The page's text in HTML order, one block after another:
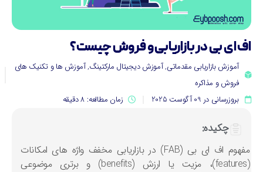
ای بی در بازاریابی و فروش چیست؟
آموزش بازاریابی مقدماتی,آموزش دیجیتال مارکتینگ,آموزش ها و تکنیک های
فروش و مذاکره
بروزرسانی در 09 آگوست 2025
زمان مطالعه: 8 دقیقه
چکیده:
مفهوم اف ای بی (FAB) در بازاریابی مخفف واژه های امکانات
(features)، مزیت یا ارزش (benefits) و برتری موضوعی